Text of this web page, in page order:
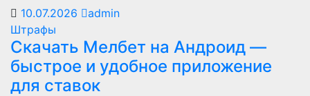
10.07.2026
admin
Штрафы
Скачать Мелбет на Андроид —
быстрое и удобное приложение
для ставок